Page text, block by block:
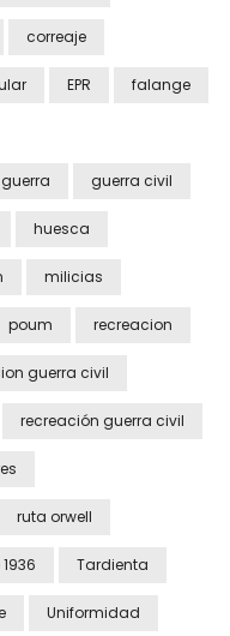
correaje
EPR falange
guerra guerra civil
huesca
milicias
poum recreacion
guerra civil
recreación guerra civil
ruta orwell
Tardienta
Uniformidad